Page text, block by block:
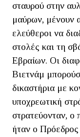
σταυρού στην
μαύρων, μένουν
ελεύθεροι να
στολές και τη
Εβραίων. Οι
Βιετνάμ
δικαστήρια με
υποχρεωτική
στρατεύονταν,
ήταν ο